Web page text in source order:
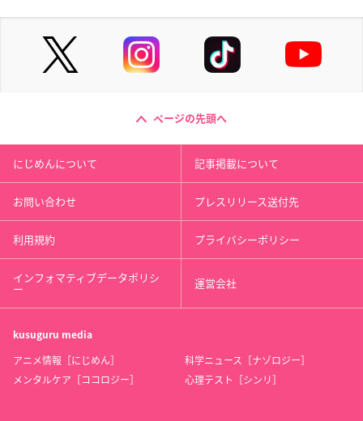
ページの先頭へ
にじめんについて 記事掲載について
お問い合わせ プレスリリース送付先
利用規約 プライバシーポリシー
インフォマティブデータポリシ
ー 運営会社
kusuguru media
アニメ情報［にじめん］
科学ニュース［ナゾロジー］
メンタルケア［ココロジー］
心理テスト［シンリ］